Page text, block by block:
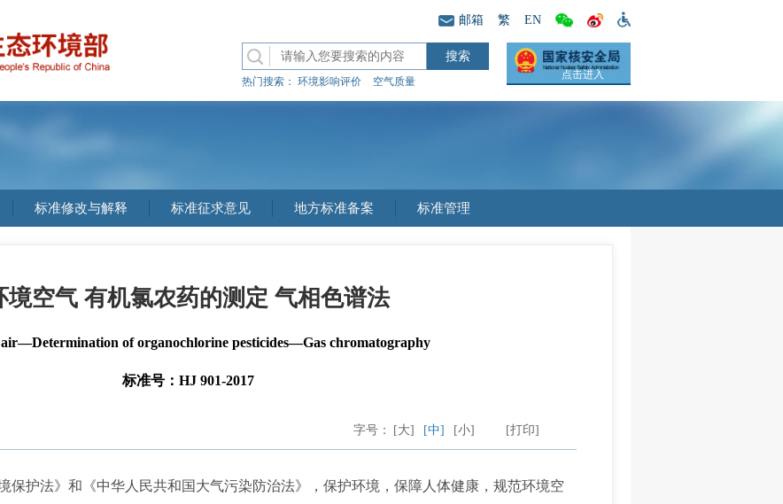
邮箱 繁 EN
热门搜索： 环境影响评价 空气质量
点击进入
标准修改与解释 标准征求意见 地方标准备案 标准管理
境空气 有机氯农药的测定 气相色谱法
of organochlorine pesticides—Gas chromatography
标准号：HJ 901-2017
[打印]
字号： [大] [中] [小]
护法》和《中华人民共和国大气污染防治法》，保护环境，保障人体健康，规范环境空